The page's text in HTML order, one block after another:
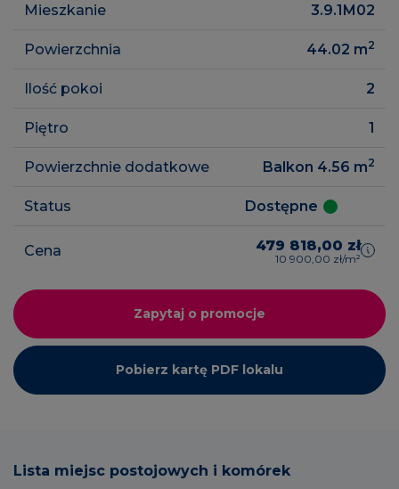
Mieszkanie 3.9.1M02
Powierzchnia 44.02 m2
Ilość pokoi 2
Piętro 1
Powierzchnie dodatkowe Balkon 4.56 m2
Status Dostępne
Cena 479 818,00 zł
10 900,00 zł/m²
Zapytaj o promocje
Pobierz kartę PDF lokalu
Lista miejsc postojowych i komórek